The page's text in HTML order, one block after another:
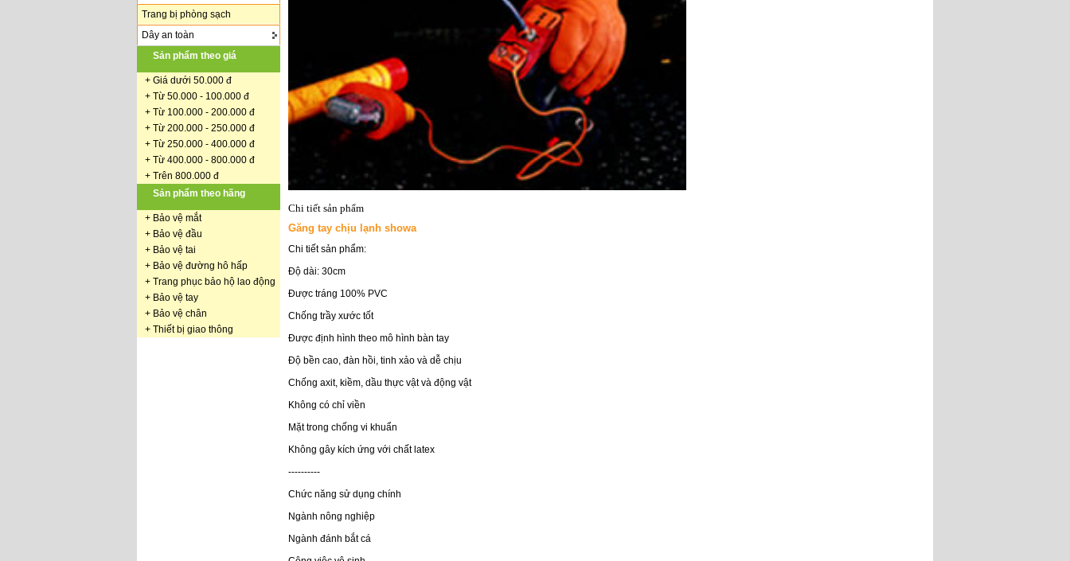
Trang bị phòng sạch
Dây an toàn
Sản phẩm theo giá
+ Giá dưới 50.000 đ
+ Từ 50.000 - 100.000 đ
+ Từ 100.000 - 200.000 đ
+ Từ 200.000 - 250.000 đ
+ Từ 250.000 - 400.000 đ
+ Từ 400.000 - 800.000 đ
+ Trên 800.000 đ
Sản phẩm theo hãng
+ Bảo vệ mắt
+ Bảo vệ đầu
+ Bảo vệ tai
+ Bảo vệ đường hô hấp
+ Trang phục bảo hộ lao động
+ Bảo vệ tay
+ Bảo vệ chân
+ Thiết bị giao thông
Chi tiết sản phẩm
Găng tay chịu lạnh showa
Chi tiết sản phẩm:
Độ dài: 30cm
Được tráng 100% PVC
Chống trầy xước tốt
Được định hình theo mô hình bàn tay
Độ bền cao, đàn hồi, tinh xảo và dễ chịu
Chống axit, kiềm, dầu thực vật và động vật
Không có chỉ viền
Mặt trong chống vi khuẩn
Không gây kích ứng với chất latex
----------
Chức năng sử dụng chính
Ngành nông nghiệp
Ngành đánh bắt cá